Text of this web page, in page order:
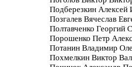
Подберезкин Алексей
Позгалев Вячеслав
Полтавченко Георгий
Порошенко Петр
Потанин Владимир
Похмелкин Виктор